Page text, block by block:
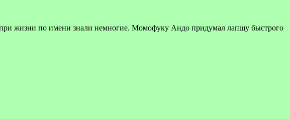
жизни по имени знали немногие. Момофуку Андо придумал лапшу быстрого